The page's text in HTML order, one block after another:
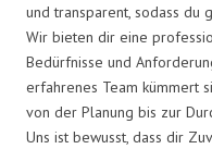
und transparent, sodass du
Wir bieten dir eine
Bedürfnisse und
erfahrenes Team kümmert
von der Planung bis zur
Uns ist bewusst, dass dir